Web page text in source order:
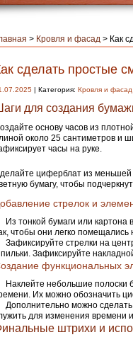
> Кровля и фасад > Как
сделать простые
| Категория: Кровля и фасад
для создания
основу часов из
около 25 сантиметров и
часы на руке.
циферблат из меньшей
бумагу, чтобы
стрелок и
Из тонкой бумаги или картона
чтобы они легко
Зафиксируйте стрелки на
Зафиксируйте
функциональных
Наклейте небольшие полоски
Их можно обозначить
Дополнительно можно сделать
для изменения времени
штрихи и